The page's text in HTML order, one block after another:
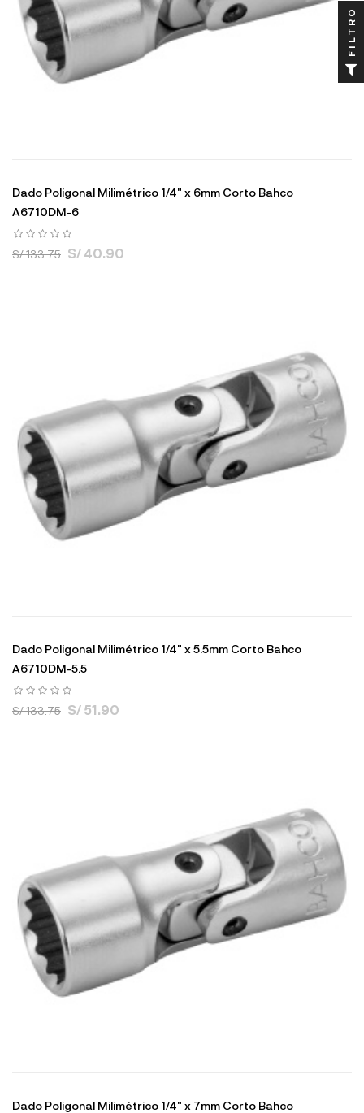
Dado Poligonal Milimétrico 1/4" x 6mm Corto Bahco
A6710DM-6
S/ 133.75 S/ 40.90
Dado Poligonal Milimétrico 1/4" x 5.5mm Corto Bahco
A6710DM-5.5
S/ 133.75 S/ 51.90
Dado Poligonal Milimétrico 1/4" x 7mm Corto Bahco
FILTRO